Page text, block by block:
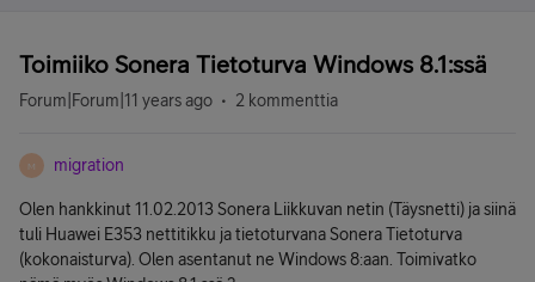
Toimiiko Sonera Tietoturva Windows 8.1:ssä
Forum|Forum|11 years ago 2 kommenttia
M migration
Olen hankkinut 11.02.2013 Sonera Liikkuvan netin (Täysnetti) ja siinä
tuli Huawei E353 nettitikku ja tietoturvana Sonera Tietoturva
(kokonaisturva). Olen asentanut ne Windows 8:aan. Toimivatko